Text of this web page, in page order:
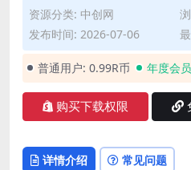
资源分类: 中创网
发布时间: 2026-07-06
普通用户: 0.99R币 年度会
购买下载权限
详情介绍 常见问题